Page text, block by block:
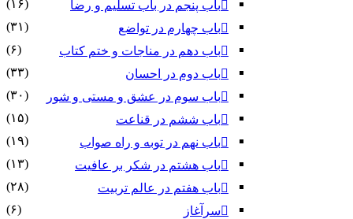
باب پنجم در باب تسلیم و رضا
(۱۶)
باب چهارم در تواضع
(۳۱)
باب دهم در مناجات و ختم کتاب
(۶)
باب دوم در احسان
(۳۳)
باب سوم در عشق و مستی و شور
(۳۰)
باب ششم در قناعت
(۱۵)
باب نهم در توبه و راه صواب
(۱۹)
باب هشتم در شکر بر عافیت
(۱۳)
باب هفتم در عالم تربیت
(۲۸)
سرآغاز
(۶)